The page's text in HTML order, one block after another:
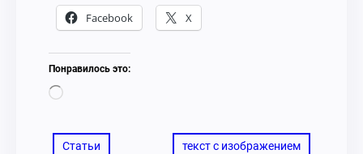
Facebook X
Понравилось это:
Статьи текст с изображением